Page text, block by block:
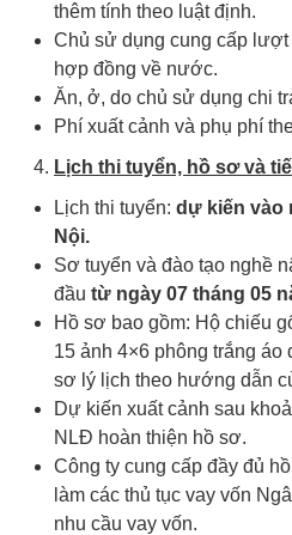
thêm tính theo luật định.
Chủ sử dụng cung cấp
hợp đồng về nước.
Ăn, ở, do chủ sử dụng chi
Phí xuất cảnh và phụ phí
Lịch thi tuyển, hồ sơ và
Lịch thi tuyển: dự kiến vào
Nội.
Sơ tuyển và đào tạo nghề
đầu từ ngày 07 tháng 05
Hồ sơ bao gồm: Hộ chiếu
15 ảnh 4×6 phông trắng
sơ lý lịch theo hướng dẫn
Dự kiến xuất cảnh sau
NLĐ hoàn thiện hồ sơ.
Công ty cung cấp đầy đủ
làm các thủ tục vay vốn
nhu cầu vay vốn.